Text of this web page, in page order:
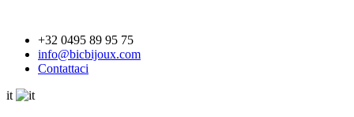
+32 0495 89 95 75
info@bicbijoux.com
Contattaci
it